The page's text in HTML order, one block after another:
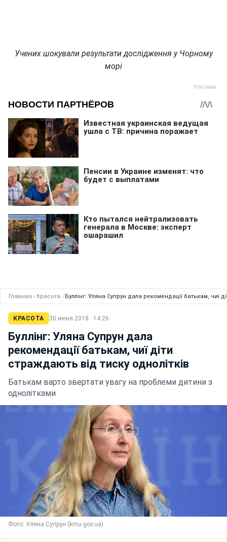
Учених шокували результати дослідження у Чорному
морі
Главная › Красота › Буллінг: Уляна Супрун дала рекомендації батькам, чиї
КРАСОТА 30 июня 2018 · 14:26
Буллінг: Уляна Супрун дала
рекомендації батькам, чиї діти
страждають від тиску однолітків
Батькам варто звертати увагу на проблеми дитини з
однолітками
Фото: Уляна Супрун (kmu.gov.ua)